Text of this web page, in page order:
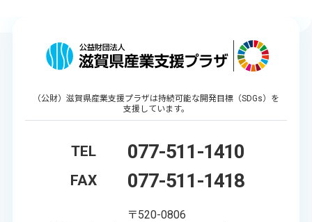
（公財）滋賀県産業支援プラザは持続可能な開発目標（SDGs）を
支援しています。
TEL 077-511-1410
FAX 077-511-1418
〒520-0806